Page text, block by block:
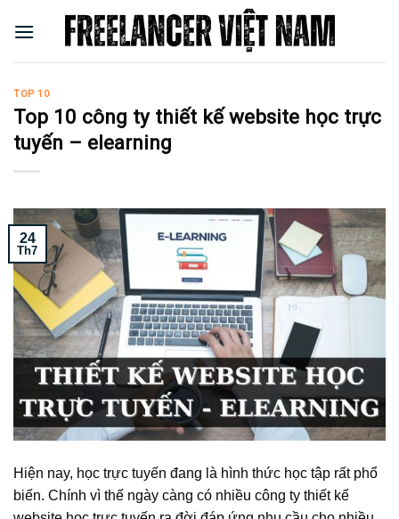
TOP 10
Top 10 công ty thiết kế website học trực
tuyến – elearning
24
Th7
Hiện nay, học trực tuyến đang là hình thức học tập rất phổ
biến. Chính vì thế ngày càng có nhiều công ty thiết kế